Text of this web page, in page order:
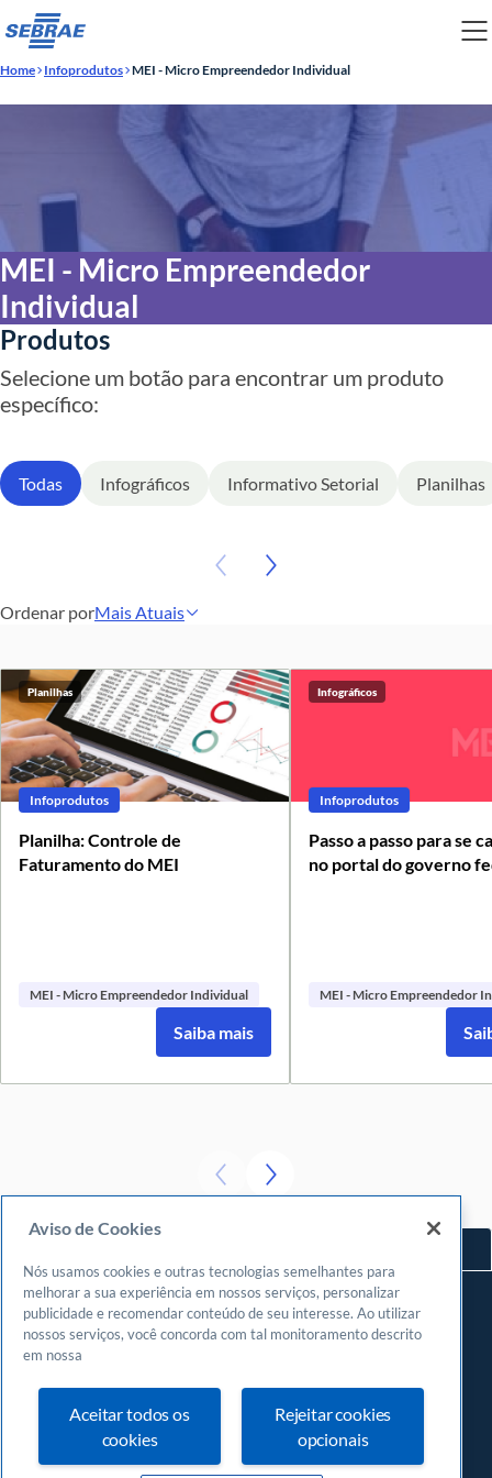
Home Infoprodutos MEI - Micro Empreendedor Individual
MEI - Micro Empreendedor
Individual
Produtos
Selecione um botão para encontrar um produto
específico:
Todas Infográficos Informativo Setorial Planilhas
Ordenar porMais Atuais
Z - A
Mais Atuais
Mais Antigos
Planilhas
Infoprodutos
Planilha: Controle de
Faturamento do MEI
MEI - Micro Empreendedor Individual
Saiba mais
Infográficos
Infoprodutos
Passo a passo para se
no portal do governo
MEI - Micro Empreendedor
Navegue
Meu espaço
Fazer login
Cadastrar-se
Central de atendimento
0800570 0800
Aviso de Cookies
Nós usamos cookies e outras tecnologias semelhantes para
melhorar a sua experiência em nossos serviços, personalizar
publicidade e recomendar conteúdo de seu interesse. Ao utilizar
nossos serviços, você concorda com tal monitoramento descrito
em nossa
Aceitar todos os
cookies
Rejeitar cookies
opcionais